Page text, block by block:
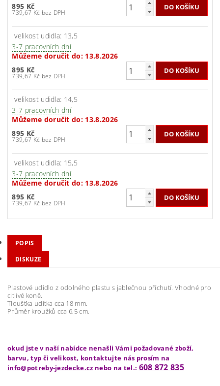
895 Kč
739,67 Kč bez DPH
velikost udidla: 13,5
3-7 pracovních dní
Můžeme doručit do: 13.8.2026
895 Kč
739,67 Kč bez DPH
velikost udidla: 14,5
3-7 pracovních dní
Můžeme doručit do: 13.8.2026
895 Kč
739,67 Kč bez DPH
velikost udidla: 15,5
3-7 pracovních dní
Můžeme doručit do: 13.8.2026
895 Kč
739,67 Kč bez DPH
POPIS
DISKUZE
Plastové udidlo z odolného plastu s jablečnou příchutí. Vhodné pro
citlivé koně.
Tloušťka udítka cca 18 mm.
Průměr kroužků cca 6,5 cm.
okud jste v naší nabídce nenašli Vámi požadované zboží,
barvu, typ či velikost, kontaktujte nás prosím na
info@potreby-jezdecke.cz nebo na tel.: 608 872 835